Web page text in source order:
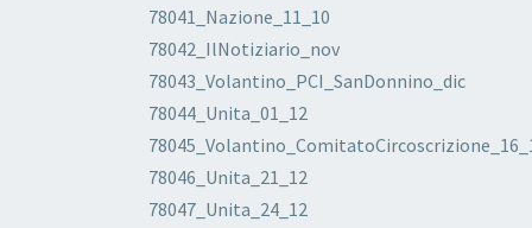
78041_Nazione_11_10
78042_IlNotiziario_nov
78043_Volantino_PCI_SanDonnino_dic
78044_Unita_01_12
78046_Unita_21_12
78047_Unita_24_12